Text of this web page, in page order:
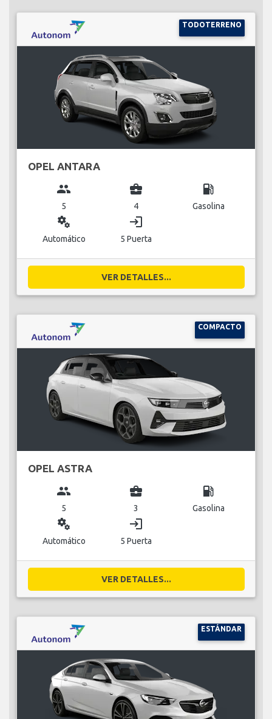
TODOTERRENO
OPEL ANTARA
group
5
business_center
4
local_gas_station
Gasolina
miscellaneous_services
Automático
login
5 Puerta
VER DETALLES...
COMPACTO
OPEL ASTRA
group
5
business_center
3
local_gas_station
Gasolina
miscellaneous_services
Automático
login
5 Puerta
VER DETALLES...
ESTÁNDAR